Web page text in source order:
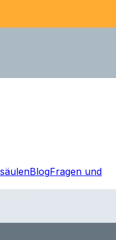
BlogFragen und